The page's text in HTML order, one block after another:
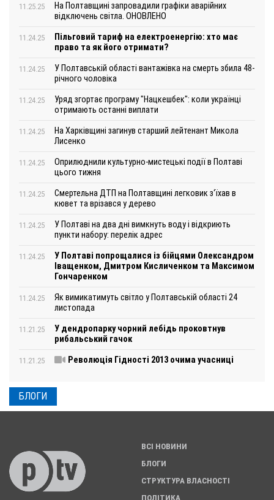
11.25.25
На Полтавщині запровадили графіки аварійних
відключень світла. ОНОВЛЕНО
11.24.25
Пільговий тариф на електроенергію: хто має
право та як його отримати?
11.24.25
У Полтавській області вантажівка на смерть збила 48-
річного чоловіка
11.24.25
Уряд згортає програму "Нацкешбек": коли українці
отримають останні виплати
11.24.25
На Харківщині загинув старший лейтенант Микола
Лисенко
11.24.25
Оприлюднили культурно-мистецькі події в Полтаві
цього тижня
11.24.25
Смертельна ДТП на Полтавщині легковик з‘їхав в
кювет та врізався у дерево
11.24.25
У Полтаві на два дні вимкнуть воду і відкриють
пункти набору: перелік адрес
11.24.25
У Полтаві попрощалися із бійцями Олександром
Іващенком, Дмитром Кисличенком та Максимом
Гончаренком
11.24.25
Як вимикатимуть світло у Полтавській області 24
листопада
11.21.25
У дендропарку чорний лебідь проковтнув
рибальський гачок
11.21.25 Революція Гідності 2013 очима учасниці
БЛОГИ
ВСІ НОВИНИ
БЛОГИ
СТРУКТУРА ВЛАСНОСТІ
ПОЛІТИКА